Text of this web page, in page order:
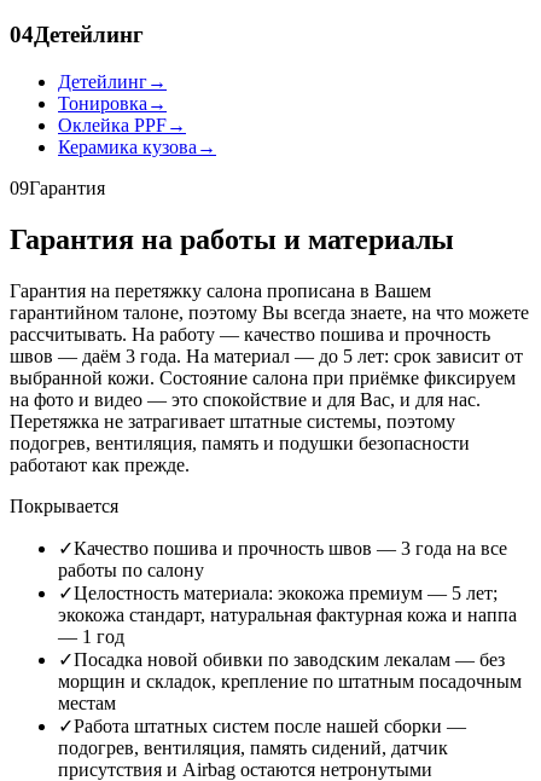
04Детейлинг
Детейлинг→
Тонировка →
Оклейка PPF→
Керамика кузова →
09Гарантия
Гарантия на работы и материалы
Гарантия на перетяжку салона прописана в Вашем
гарантийном талоне, поэтому Вы всегда знаете, на что можете
рассчитывать. На работу — качество пошива и прочность
швов — даём 3 года. На материал — до 5 лет: срок зависит от
выбранной кожи. Состояние салона при приёмке фиксируем
на фото и видео — это спокойствие и для Вас, и для нас.
Перетяжка не затрагивает штатные системы, поэтому
подогрев, вентиляция, память и подушки безопасности
работают как прежде.
Покрывается
✓Качество пошива и прочность швов — 3 года на все
работы по салону
✓Целостность материала: экокожа премиум — 5 лет;
экокожа стандарт, натуральная фактурная кожа и наппа
— 1 год
✓Посадка новой обивки по заводским лекалам — без
морщин и складок, крепление по штатным посадочным
местам
✓Работа штатных систем после нашей сборки —
подогрев, вентиляция, память сидений, датчик
присутствия и Airbag остаются нетронутыми